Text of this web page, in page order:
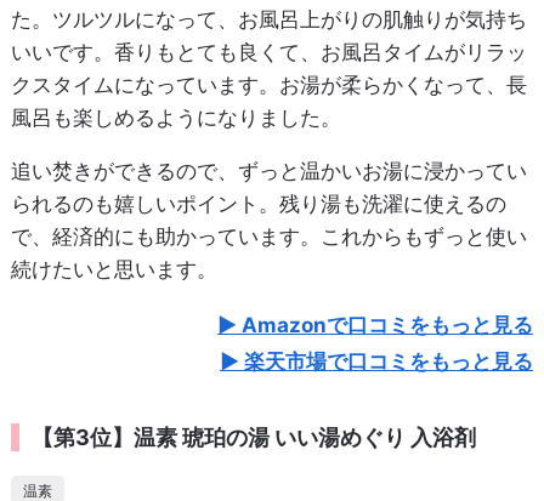
た。ツルツルになって、お風呂上がりの肌触りが気持ち
いいです。香りもとても良くて、お風呂タイムがリラッ
クスタイムになっています。お湯が柔らかくなって、長
風呂も楽しめるようになりました。
追い焚きができるので、ずっと温かいお湯に浸かってい
られるのも嬉しいポイント。残り湯も洗濯に使えるの
で、経済的にも助かっています。これからもずっと使い
続けたいと思います。
Amazonで口コミをもっと見る
楽天市場で口コミをもっと見る
【第3位】温素 琥珀の湯 いい湯めぐり 入浴剤
温素